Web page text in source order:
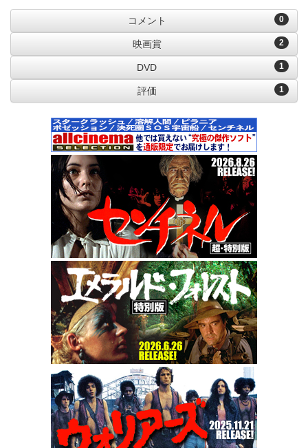
0
コメント
2
映画賞
1
DVD
1
評価